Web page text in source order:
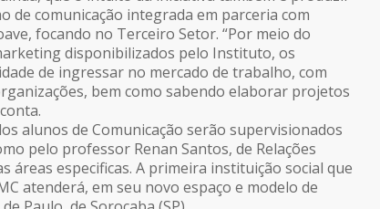
de comunicação integrada em parceria com
focando no Terceiro Setor. “Por meio do
disponibilizados pelo Instituto, os
de ingressar no mercado de trabalho, com
bem como sabendo elaborar projetos
alunos de Comunicação serão supervisionados
pelo professor Renan Santos, de Relações
áreas especificas. A primeira instituição social que
atenderá, em seu novo espaço e modelo de